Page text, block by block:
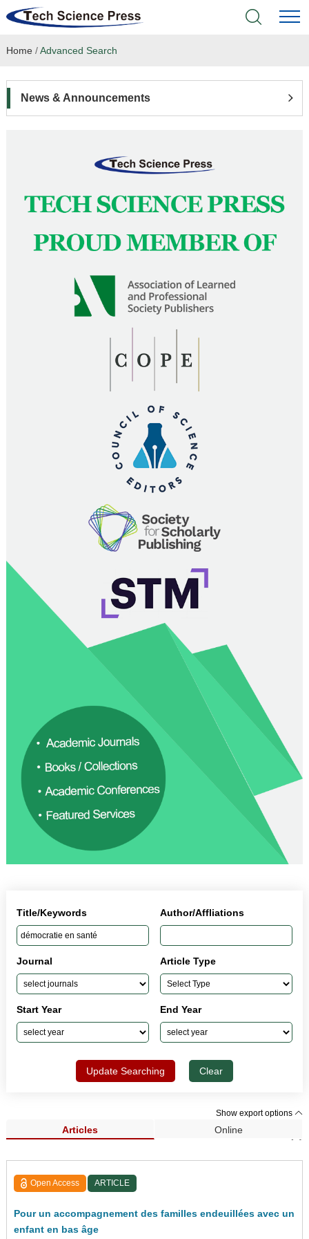
Home
Language Service
News & Announcements
Home /Advanced Search
News & Announcements
Title/Keywords Author/Affliations
Journal Article Type
Start Year End Year
Update Searching Clear
Show export options
Articles Online
Search Results (5)
Open Access ARTICLE
Pour un accompagnement des familles endeuillées avec un
enfant en bas âge